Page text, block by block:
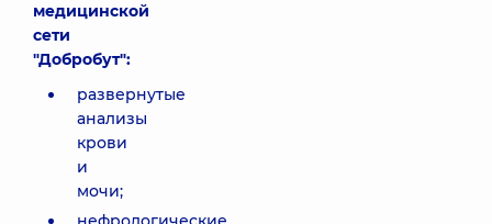
медицинской
сети
"Добробут":
развернутые
анализы
крови
и
мочи;